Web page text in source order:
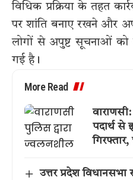
विधिक प्रक्रिया के तहत
पर शांति बनाए रखने और
लोगों से अपुष्ट सूचनाओं
गई है।
More Read
पदार्थ से
उत्तर प्रदेश